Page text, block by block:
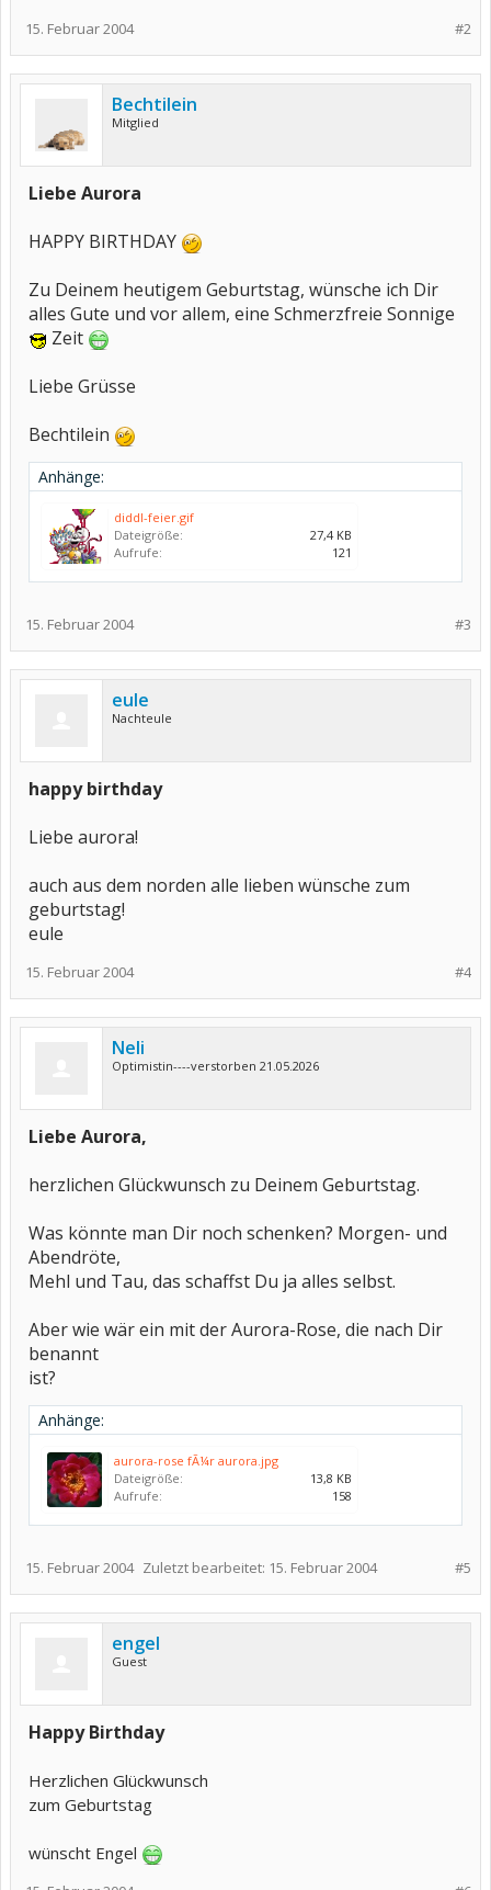
#2
15. Februar 2004
Bechtilein
Mitglied
Liebe Aurora
HAPPY BIRTHDAY
Zu Deinem heutigem Geburtstag, wünsche ich Dir
alles Gute und vor allem, eine Schmerzfreie Sonnige
Zeit
Liebe Grüsse
Bechtilein
Anhänge:
diddl-feier.gif
Dateigröße:
27,4 KB
Aufrufe:
121
#3
15. Februar 2004
eule
Nachteule
happy birthday
Liebe aurora!
auch aus dem norden alle lieben wünsche zum
geburtstag!
eule
#4
15. Februar 2004
Neli
Optimistin----verstorben 21.05.2026
Liebe Aurora,
herzlichen Glückwunsch zu Deinem Geburtstag.
Was könnte man Dir noch schenken? Morgen- und
Abendröte,
Mehl und Tau, das schaffst Du ja alles selbst.
Aber wie wär ein mit der Aurora-Rose, die nach Dir
benannt
ist?
Anhänge:
aurora-rose fÃ¼r aurora.jpg
Dateigröße:
13,8 KB
Aufrufe:
158
#5
15. Februar 2004 Zuletzt bearbeitet: 15. Februar 2004
engel
Guest
Happy Birthday
Herzlichen Glückwunsch
zum Geburtstag
wünscht Engel